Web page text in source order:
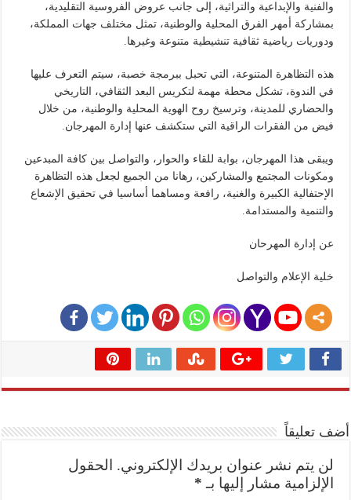
والفنية والإبداعية والتراثية، إلى جانب عروض الفروسية التقليدية،
بمشاركة أمهر الفرق المحلية والوطنية، تمثل مختلف جهات المملكة،
ودوريات رياضية ثقافية تنشيطية متنوعة وغيرها.
هذه التظاهرة المتنوعة، التي تحبل ببرمجة خصبة، سيتم التعرف عليها
في الندوة، تشكل محطة مهمة لتكريس البعد الثقافي، التاريخي
والحضاري للمدينة، وترسيخ روح الهوية المحلية والوطنية، من خلال
فيض من الفقرات الراقية التي ستكشف عنها إدارة المهرجان.
ويبقى هذا المهرجان، بوابة للقاء والحوار، والتواصل بين كافة المبدعين
ومكونات المجتمع والمشاركين، رهانا من الجميع لجعل هذه التظاهرة
الإحتفالية الكبيرة والغنية، رافعة ومساهما أساسيا في تحقيق الإشعاع
والتنمية والمستدامة.
عن إدارة المهرحان
خلية الإعلام والتواصل
أضف تعليقاً
لن يتم نشر عنوان بريدك الإلكتروني.
الحقول
الإلزامية مشار إليها بـ *